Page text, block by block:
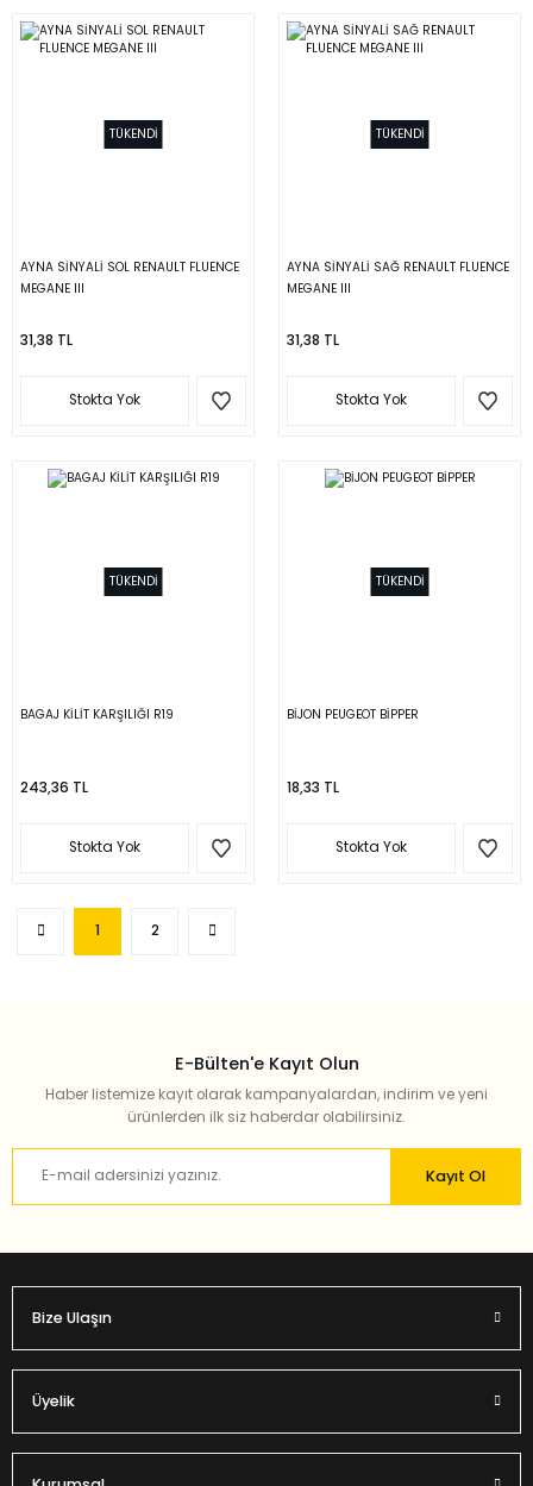
TÜKENDİ
AYNA SİNYALİ SOL RENAULT FLUENCE
MEGANE III
31,38 TL
Stokta Yok
TÜKENDİ
AYNA SİNYALİ SAĞ RENAULT FLUENCE
MEGANE III
31,38 TL
Stokta Yok
TÜKENDİ
BAGAJ KİLİT KARŞILIĞI R19
243,36 TL
Stokta Yok
TÜKENDİ
BİJON PEUGEOT BİPPER
18,33 TL
Stokta Yok
1 2
E-Bülten'e Kayıt Olun
Haber listemize kayıt olarak kampanyalardan, indirim ve yeni
ürünlerden ilk siz haberdar olabilirsiniz.
Kayıt Ol
Bize Ulaşın
Üyelik